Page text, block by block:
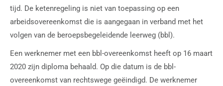
tijd. De ketenregeling is niet van toepassing op een
arbeidsovereenkomst die is aangegaan in verband met het
volgen van de beroepsbegeleidende leerweg (bbl).
Een werknemer met een bbl-overeenkomst heeft op 16 maart
2020 zijn diploma behaald. Op die datum is de bbl-
overeenkomst van rechtswege geëindigd. De werknemer